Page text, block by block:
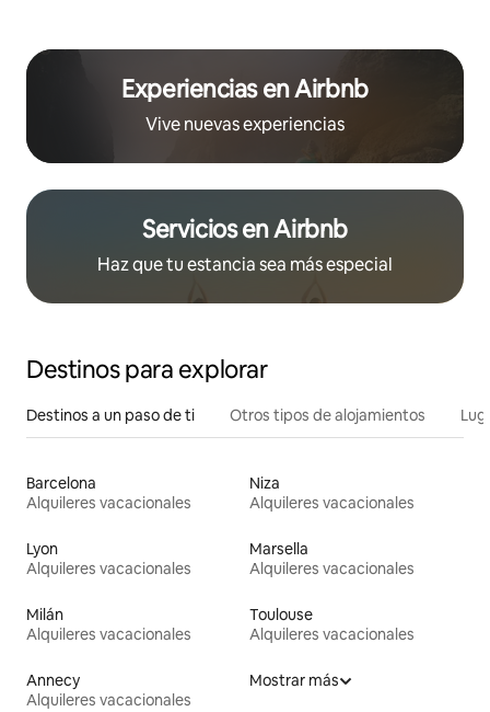
Experiencias en Airbnb
Vive nuevas experiencias
Servicios en Airbnb
Haz que tu estancia sea más especial
Destinos para explorar
Destinos a un paso de ti Otros tipos de alojamientos
Barcelona
Alquileres vacacionales
Niza
Alquileres vacacionales
Lyon
Alquileres vacacionales
Marsella
Alquileres vacacionales
Milán
Alquileres vacacionales
Toulouse
Alquileres vacacionales
Annecy
Alquileres vacacionales
Mostrar más